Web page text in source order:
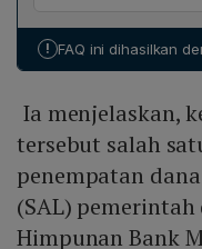
Secara
menunjukkan
! FAQ ini dihasilkan
Ia menjelaskan,
tersebut salah
penempatan
(SAL)
Himpunan Bank